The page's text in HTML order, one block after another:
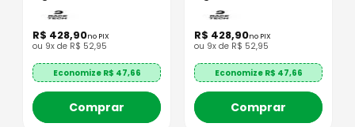
R$ 428,90no PIX
ou 9x de R$ 52,95
Economize R$ 47,66
Comprar
R$ 428,90no PIX
ou 9x de R$ 52,95
Economize R$ 47,66
Comprar